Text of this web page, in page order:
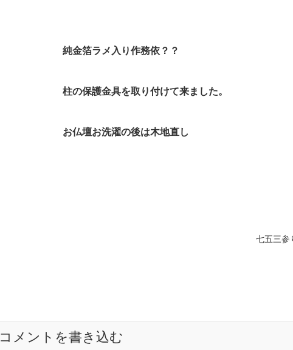
純金箔ラメ入り作務依？？
柱の保護金具を取り付けて来ました。
お仏壇お洗濯の後は木地直し
七五三参
コメントを書き込む